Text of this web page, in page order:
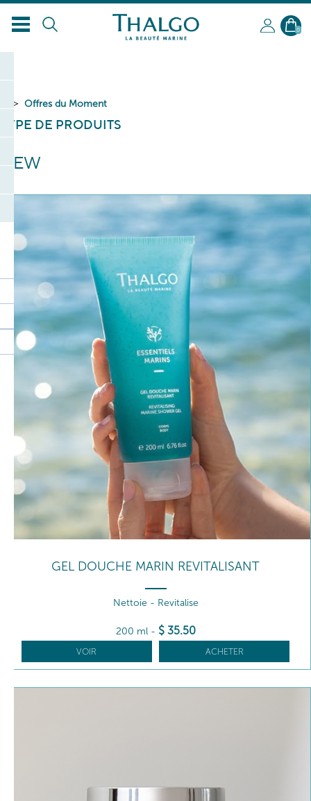
FR
0
Offres du Moment
TYPE DE PRODUITS
NEW
GEL DOUCHE MARIN REVITALISANT
Nettoie - Revitalise
200 ml - $ 35.50
VOIR ACHETER